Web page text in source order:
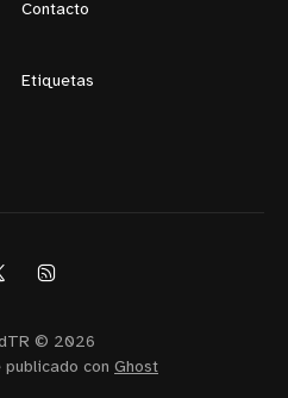
Contacto
Etiquetas
© 2026
publicado con Ghost